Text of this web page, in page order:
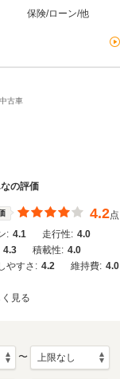
保険/ローン/他
古車
の評価
4.2点
: 4.1 走行性: 4.0
4.3 積載性: 4.0
やすさ: 4.2 維持費: 4.0
見る
〜